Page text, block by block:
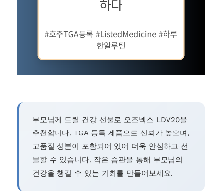
부모님께 드릴 건강 선물로 오즈넥스 LDV20을
추천합니다. TGA 등록 제품으로 신뢰가 높으며,
고품질 성분이 포함되어 있어 더욱 안심하고 선
물할 수 있습니다. 작은 습관을 통해 부모님의
건강을 챙길 수 있는 기회를 만들어보세요.